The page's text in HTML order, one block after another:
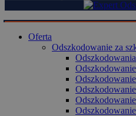
Oferta
Odszkodowanie za